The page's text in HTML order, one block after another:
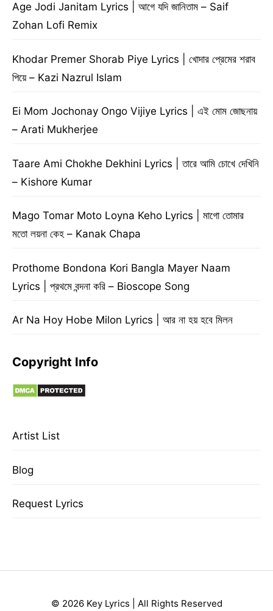
Age Jodi Janitam Lyrics | আগে যদি জানিতাম – Saif
Zohan Lofi Remix
Khodar Premer Shorab Piye Lyrics | খোদার প্রেমের শরাব
পিয়ে – Kazi Nazrul Islam
Ei Mom Jochonay Ongo Vijiye Lyrics | এই মোম জোছনায়
– Arati Mukherjee
Taare Ami Chokhe Dekhini Lyrics | তারে আমি চোখে দেখিনি
– Kishore Kumar
Mago Tomar Moto Loyna Keho Lyrics | মাগো তোমার
মতো লয়না কেহ – Kanak Chapa
Prothome Bondona Kori Bangla Mayer Naam
Lyrics | প্রথমে বন্দনা করি – Bioscope Song
Ar Na Hoy Hobe Milon Lyrics | আর না হয় হবে মিলন
Copyright Info
Artist List
Blog
Request Lyrics
© 2026 Key Lyrics | All Rights Reserved